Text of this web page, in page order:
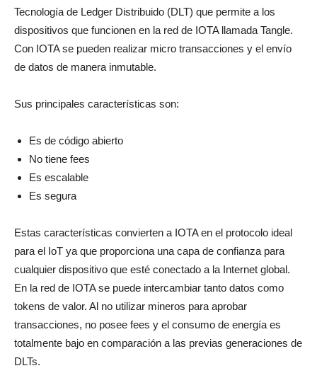
Tecnología de Ledger Distribuido (DLT) que permite a los
dispositivos que funcionen en la red de IOTA llamada Tangle.
Con IOTA se pueden realizar micro transacciones y el envío
de datos de manera inmutable.
Sus principales características son:
Es de código abierto
No tiene fees
Es escalable
Es segura
Estas características convierten a IOTA en el protocolo ideal
para el IoT ya que proporciona una capa de confianza para
cualquier dispositivo que esté conectado a la Internet global.
En la red de IOTA se puede intercambiar tanto datos como
tokens de valor. Al no utilizar mineros para aprobar
transacciones, no posee fees y el consumo de energía es
totalmente bajo en comparación a las previas generaciones de
DLTs.